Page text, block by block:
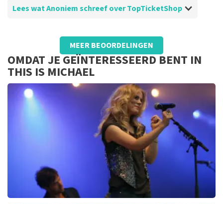
Lees wat Anoniem schreef over TopTicketShop
Beoordeling van Anoniem overTopTicketShop
Heel goed
MEER BEOORDELINGEN
OMDAT JE GEÏNTERESSEERD BENT IN
THIS IS MICHAEL